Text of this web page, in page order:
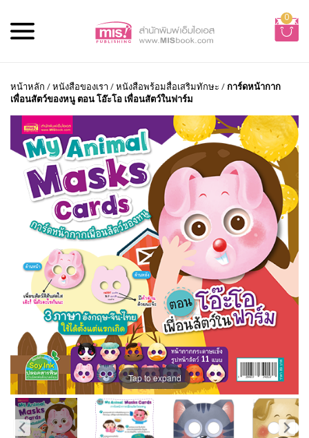
0
หน้าหลัก /หนังสือของเรา /หนังสือพร้อมสื่อเสริมทักษะ /การ์ดหน้ากาก
เพื่อนสัตว์ของหนู ตอน โอ๊ะโอ เพื่อนสัตว์ในฟาร์ม
Tap to expand